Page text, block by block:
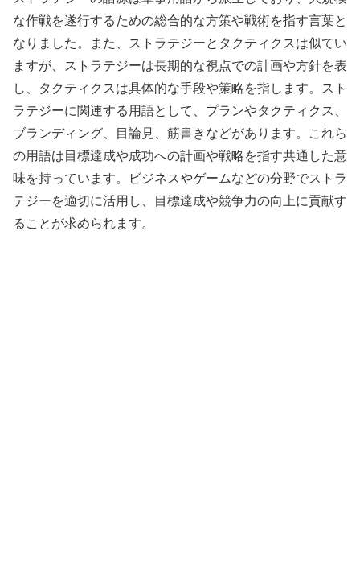
な作戦を遂行するための総合的な方策や戦術を指す言葉と
なりました。また、ストラテジーとタクティクスは似てい
ますが、ストラテジーは長期的な視点での計画や方針を表
し、タクティクスは具体的な手段や策略を指します。スト
ラテジーに関連する用語として、プランやタクティクス、
ブランディング、目論見、筋書きなどがあります。これら
の用語は目標達成や成功への計画や戦略を指す共通した意
味を持っています。ビジネスやゲームなどの分野でストラ
テジーを適切に活用し、目標達成や競争力の向上に貢献す
ることが求められます。